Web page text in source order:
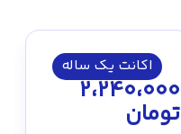
اکانت یک ساله
2،240،000
تومان